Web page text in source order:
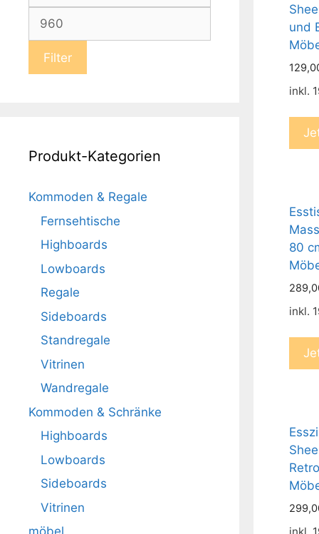
und
inkl.
80
inkl.
Preis
Max.
Preis
Filter
Produkt-Kategorien
Kommoden & Regale
Fernsehtische
Highboards
Lowboards
Regale
Sideboards
Standregale
Vitrinen
Wandregale
Kommoden & Schränke
Highboards
Lowboards
Sideboards
Vitrinen
möbel